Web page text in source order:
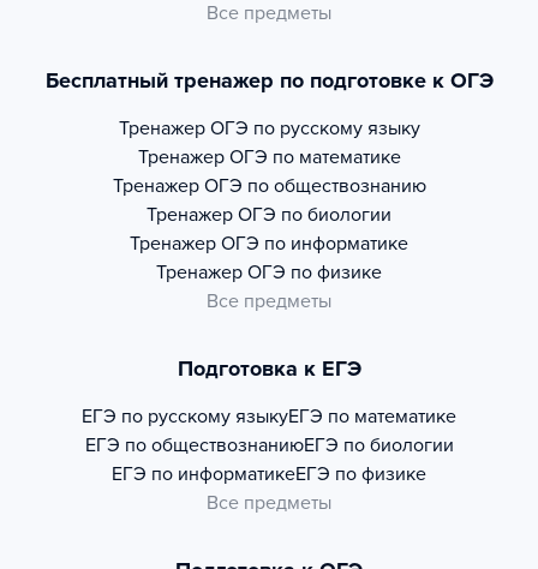
Все предметы
Бесплатный тренажер по подготовке к ОГЭ
Тренажер ОГЭ по русскому языку
Тренажер ОГЭ по математике
Тренажер ОГЭ по обществознанию
Тренажер ОГЭ по биологии
Тренажер ОГЭ по информатике
Тренажер ОГЭ по физике
Все предметы
Подготовка к ЕГЭ
ЕГЭ по русскому языкуЕГЭ по математике
ЕГЭ по обществознаниюЕГЭ по биологии
ЕГЭ по информатикеЕГЭ по физике
Все предметы